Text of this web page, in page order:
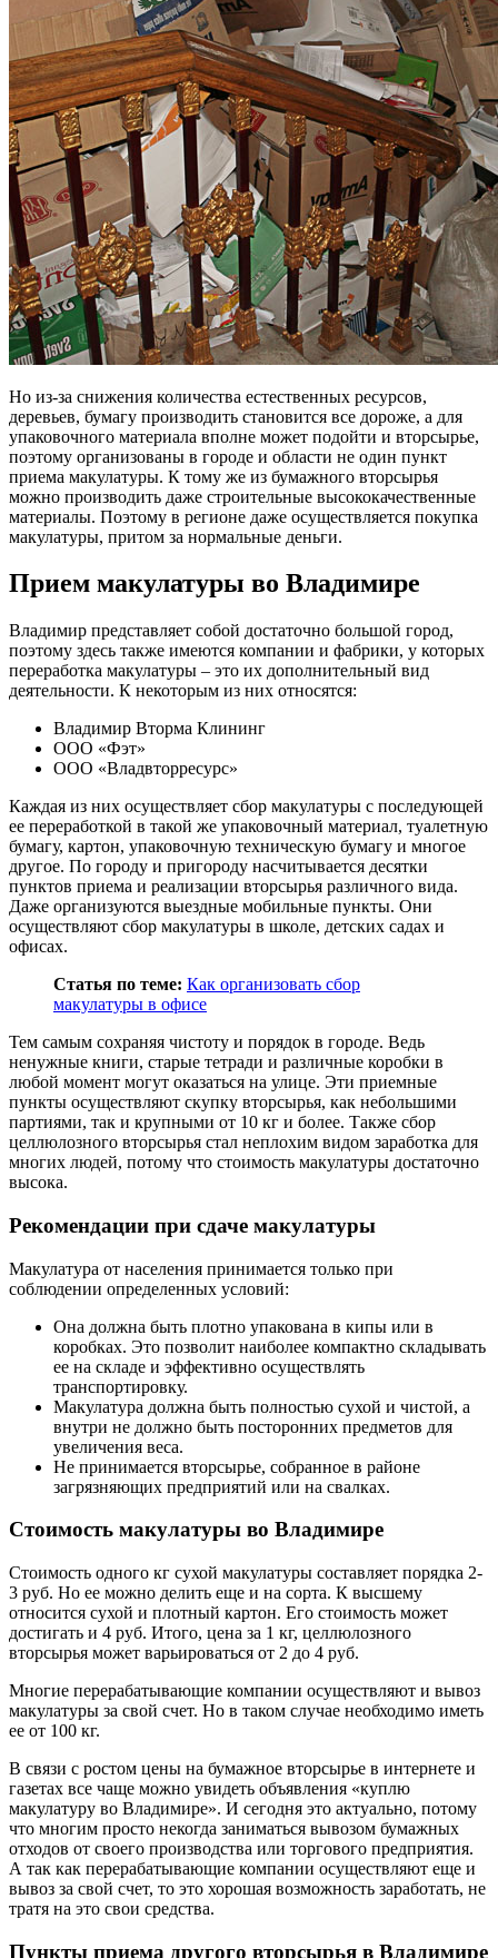
Но из-за снижения количества естественных ресурсов,
деревьев, бумагу производить становится все дороже, а для
упаковочного материала вполне может подойти и вторсырье,
поэтому организованы в городе и области не один пункт
приема макулатуры. К тому же из бумажного вторсырья
можно производить даже строительные высококачественные
материалы. Поэтому в регионе даже осуществляется покупка
макулатуры, притом за нормальные деньги.
Прием макулатуры во Владимире
Владимир представляет собой достаточно большой город,
поэтому здесь также имеются компании и фабрики, у которых
переработка макулатуры – это их дополнительный вид
деятельности. К некоторым из них относятся:
Владимир Вторма Клининг
ООО «Фэт»
ООО «Владвторресурс»
Каждая из них осуществляет сбор макулатуры с последующей
ее переработкой в такой же упаковочный материал, туалетную
бумагу, картон, упаковочную техническую бумагу и многое
другое. По городу и пригороду насчитывается десятки
пунктов приема и реализации вторсырья различного вида.
Даже организуются выездные мобильные пункты. Они
осуществляют сбор макулатуры в школе, детских садах и
офисах.
Статья по теме: Как организовать сбор
макулатуры в офисе
Тем самым сохраняя чистоту и порядок в городе. Ведь
ненужные книги, старые тетради и различные коробки в
любой момент могут оказаться на улице. Эти приемные
пункты осуществляют скупку вторсырья, как небольшими
партиями, так и крупными от 10 кг и более. Также сбор
целлюлозного вторсырья стал неплохим видом заработка для
многих людей, потому что стоимость макулатуры достаточно
высока.
Рекомендации при сдаче макулатуры
Макулатура от населения принимается только при
соблюдении определенных условий:
Она должна быть плотно упакована в кипы или в
коробках. Это позволит наиболее компактно складывать
ее на складе и эффективно осуществлять
транспортировку.
Макулатура должна быть полностью сухой и чистой, а
внутри не должно быть посторонних предметов для
увеличения веса.
Не принимается вторсырье, собранное в районе
загрязняющих предприятий или на свалках.
Стоимость макулатуры во Владимире
Стоимость одного кг сухой макулатуры составляет порядка 2-
3 руб. Но ее можно делить еще и на сорта. К высшему
относится сухой и плотный картон. Его стоимость может
достигать и 4 руб. Итого, цена за 1 кг, целлюлозного
вторсырья может варьироваться от 2 до 4 руб.
Многие перерабатывающие компании осуществляют и вывоз
макулатуры за свой счет. Но в таком случае необходимо иметь
ее от 100 кг.
В связи с ростом цены на бумажное вторсырье в интернете и
газетах все чаще можно увидеть объявления «куплю
макулатуру во Владимире». И сегодня это актуально, потому
что многим просто некогда заниматься вывозом бумажных
отходов от своего производства или торгового предприятия.
А так как перерабатывающие компании осуществляют еще и
вывоз за свой счет, то это хорошая возможность заработать, не
тратя на это свои средства.
Пункты приема другого вторсырья в Владимире